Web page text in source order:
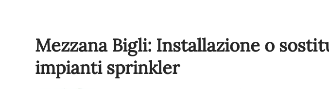
Mezzana Bigli: Installazione o
impianti sprinkler